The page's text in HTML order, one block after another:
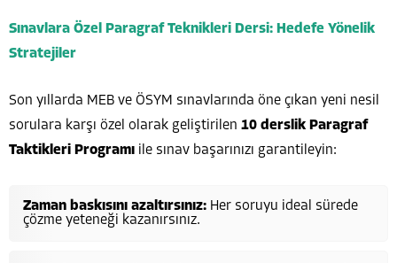
Sınavlara Özel Paragraf Teknikleri Dersi: Hedefe Yönelik
Stratejiler
Son yıllarda MEB ve ÖSYM sınavlarında öne çıkan yeni nesil
sorulara karşı özel olarak geliştirilen 10 derslik Paragraf
Taktikleri Programı ile sınav başarınızı garantileyin:
Zaman baskısını azaltırsınız: Her soruyu ideal sürede
çözme yeteneği kazanırsınız.